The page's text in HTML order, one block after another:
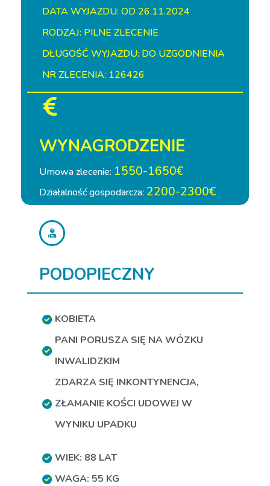
DATA WYJAZDU: OD 26.11.2024
RODZAJ: PILNE ZLECENIE
DŁUGOŚĆ WYJAZDU: DO UZGODNIENIA
NR ZLECENIA: 126426
WYNAGRODZENIE
Umowa zlecenie: 1550-1650€
Działalność gospodarcza: 2200-2300€
PODOPIECZNY
KOBIETA
PANI PORUSZA SIĘ NA WÓZKU
INWALIDZKIM
ZDARZA SIĘ INKONTYNENCJA,
ZŁAMANIE KOŚCI UDOWEJ W
WYNIKU UPADKU
WIEK: 88 LAT
WAGA: 55 KG